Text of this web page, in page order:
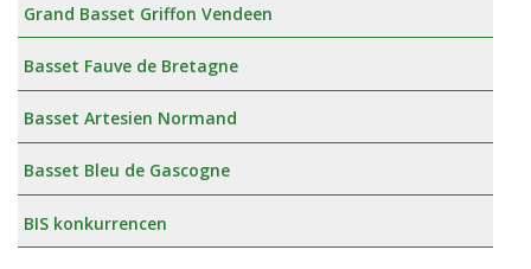
Grand Basset Griffon Vendeen
Basset Fauve de Bretagne
Basset Artesien Normand
Basset Bleu de Gascogne
BIS konkurrencen